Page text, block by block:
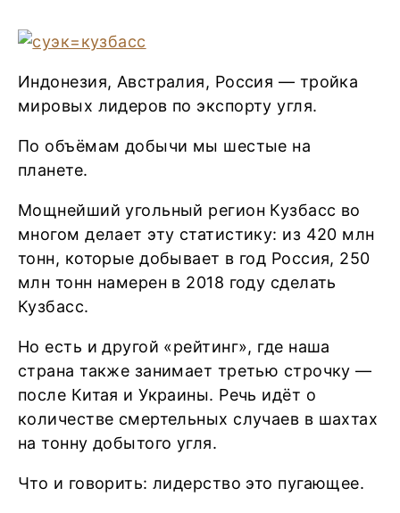
Индонезия, Австралия, Россия — тройка
мировых лидеров по экспорту угля.
По объёмам добычи мы шестые на
планете.
Мощнейший угольный регион Кузбасс во
многом делает эту статистику: из 420 млн
тонн, которые добывает в год Россия, 250
млн тонн намерен в 2018 году сделать
Кузбасс.
Но есть и другой «рейтинг», где наша
страна также занимает третью строчку —
после Китая и Украины. Речь идёт о
количестве смертельных случаев в шахтах
на тонну добытого угля.
Что и говорить: лидерство это пугающее.